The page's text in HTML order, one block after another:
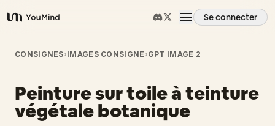
YouMind
Se connecter
Aperçu
Cas d'usage
CONSIGNES›IMAGES CONSIGNE ›GPT IMAGE 2
Peinture sur toile à teinture
végétale botanique